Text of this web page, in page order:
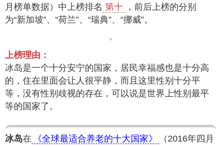
月榜单数据）中上榜排名 第十
，前后上榜的分别
为“新加坡”、“荷兰”、“瑞典”、“挪威”。
上榜理由：
冰岛是一个十分安宁的国家，居民幸福感也是十分高
的，住在里面会让人很平静，而且这里性别十分平
等，没有性别歧视的存在，可以说是世界上性别最平
等的国家了。
冰岛在 《全球最适合养老的十大国家》
（2016年四月